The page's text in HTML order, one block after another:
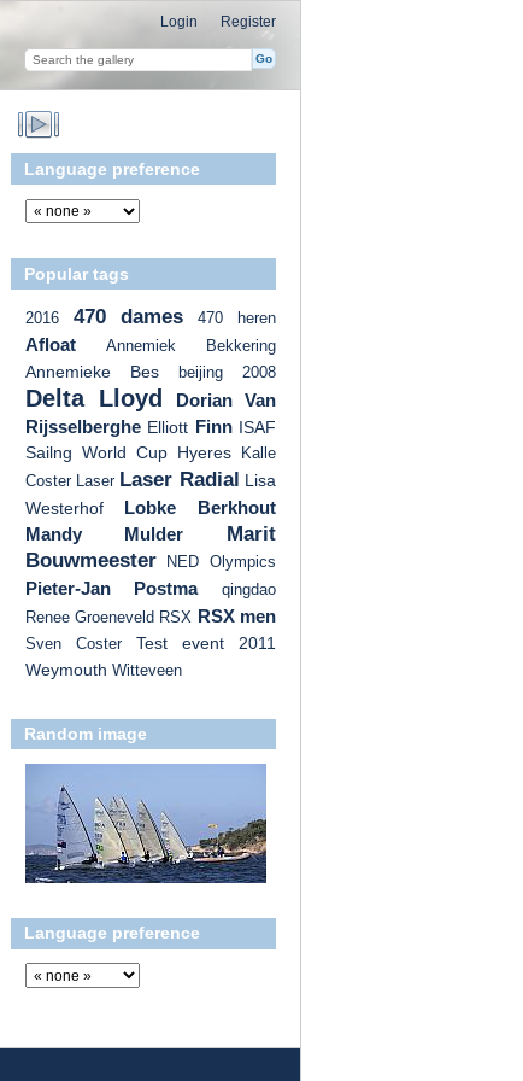
Login Register
Language preference
Popular tags
2016 470 dames 470 heren
Afloat Annemiek Bekkering
Annemieke Bes beijing 2008
Delta Lloyd
Dorian Van
Rijsselberghe Elliott Finn ISAF
Sailng World Cup Hyeres
Kalle
Coster
Laser Laser Radial Lisa
Westerhof
Lobke Berkhout
Mandy Mulder
Marit
Bouwmeester
NED Olympics
Pieter-Jan Postma
qingdao
Renee Groeneveld RSX RSX men
Sven Coster
Test event 2011
Weymouth Witteveen
Random image
Language preference